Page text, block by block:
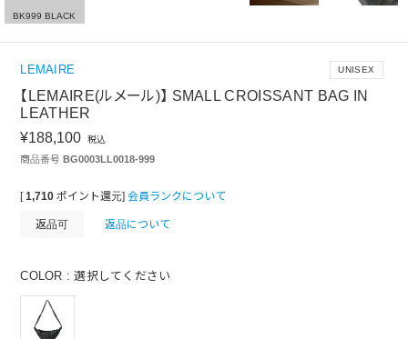
BK999 BLACK
LEMAIRE
【LEMAIRE(ルメール)】 SMALL CROISSANT BAG IN
LEATHER
¥188,100 税込
UNISEX
商品番号 BG0003LL0018-999
[ 1,710 ポイント還元] 会員ランクについて
返品可 返品について
COLOR 選択してください